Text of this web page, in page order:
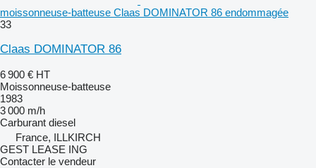
moissonneuse-batteuse Claas DOMINATOR 86 endommagée
33
Claas DOMINATOR 86
6 900 € HT
Moissonneuse-batteuse
1983
3 000 m/h
Carburant diesel
France, ILLKIRCH
GEST LEASE ING
Contacter le vendeur